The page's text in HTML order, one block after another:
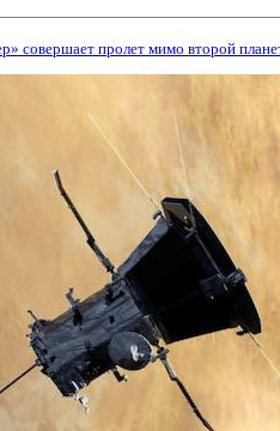
совершает пролет мимо второй